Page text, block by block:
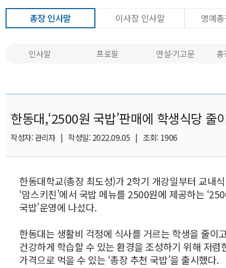
총장 인사말 이사장 인사말 명예
인사말 프로필 연설·기고문
한동대,‘2500원 국밥’판매에 학생식당 줄
작성자: 관리자 | 작성일: 2022.09.05 | 조회: 1906
한동대학교(총장 최도성)가 2학기 개강일부터 교내
‘맘스키친’에서 국밥 메뉴를 2500원에 제공하는
국밥’운영에 나섰다.
한동대는 생활비 걱정에 식사를 거르는 학생을 줄이
건강하게 학습할 수 있는 환경을 조성하기 위해 저렴
가격으로 먹을 수 있는 ‘총장 추천 국밥’을 출시했다.